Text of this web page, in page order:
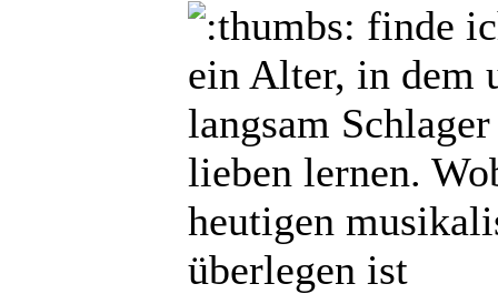
finde
ein Alter, in dem
langsam
lieben lernen.
heutigen
überlegen ist